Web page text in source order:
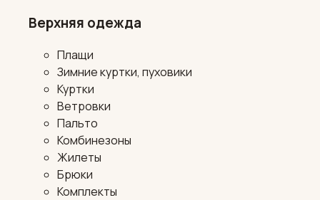
Верхняя одежда
Плащи
Зимние куртки, пуховики
Куртки
Ветровки
Пальто
Комбинезоны
Жилеты
Брюки
Комплекты